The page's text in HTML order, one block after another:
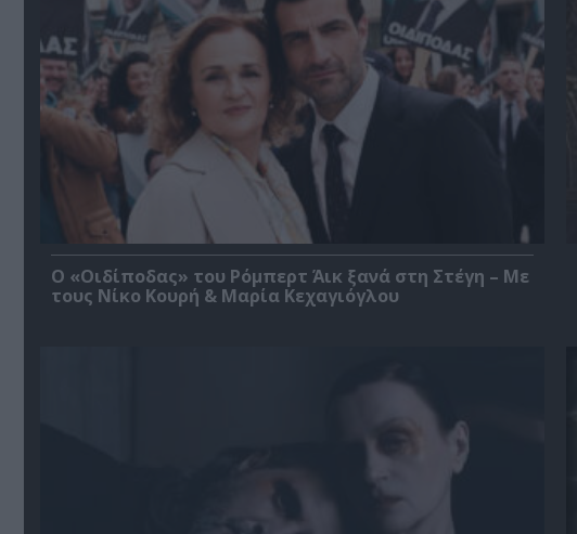
O «Οιδίποδας» του Ρόμπερτ Άικ ξανά στη Στέγη – Με
τους Νίκο Κουρή & Μαρία Κεχαγιόγλου